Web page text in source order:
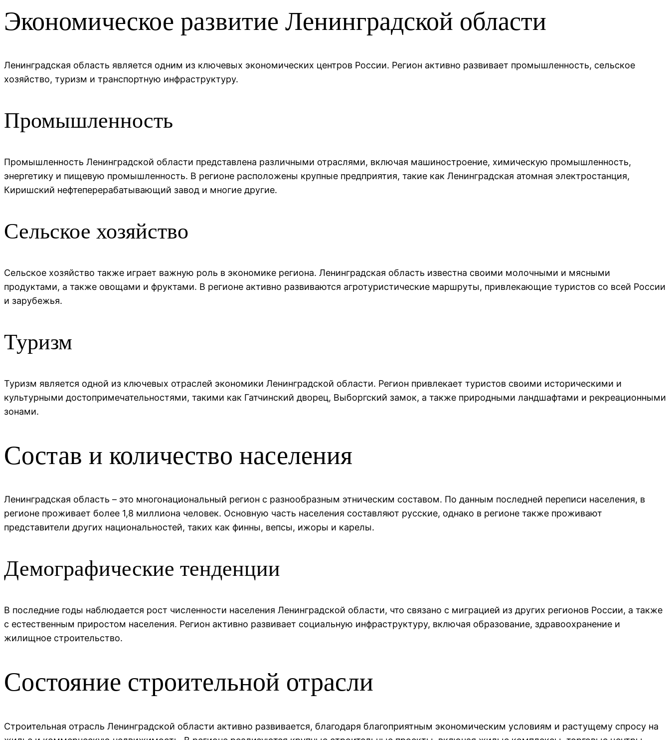
Экономическое развитие Ленинградской области
Ленинградская область является одним из ключевых экономических центров России. Регион активно развивает промышленность, сельское
хозяйство, туризм и транспортную инфраструктуру.
Промышленность
Промышленность Ленинградской области представлена различными отраслями, включая машиностроение, химическую промышленность,
энергетику и пищевую промышленность. В регионе расположены крупные предприятия, такие как Ленинградская атомная электростанция,
Киришский нефтеперерабатывающий завод и многие другие.
Сельское хозяйство
Сельское хозяйство также играет важную роль в экономике региона. Ленинградская область известна своими молочными и мясными
продуктами, а также овощами и фруктами. В регионе активно развиваются агротуристические маршруты, привлекающие туристов со всей России
и зарубежья.
Туризм
Туризм является одной из ключевых отраслей экономики Ленинградской области. Регион привлекает туристов своими историческими и
культурными достопримечательностями, такими как Гатчинский дворец, Выборгский замок, а также природными ландшафтами и рекреационными
зонами.
Состав и количество населения
Ленинградская область – это многонациональный регион с разнообразным этническим составом. По данным последней переписи населения, в
регионе проживает более 1,8 миллиона человек. Основную часть населения составляют русские, однако в регионе также проживают
представители других национальностей, таких как финны, вепсы, ижоры и карелы.
Демографические тенденции
В последние годы наблюдается рост численности населения Ленинградской области, что связано с миграцией из других регионов России, а также
с естественным приростом населения. Регион активно развивает социальную инфраструктуру, включая образование, здравоохранение и
жилищное строительство.
Состояние строительной отрасли
Строительная отрасль Ленинградской области активно развивается, благодаря благоприятным экономическим условиям и растущему спросу на